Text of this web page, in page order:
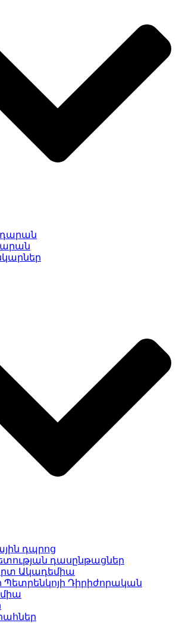
դպրոց
դասընթացներ
Ակադեմիա
Պետրենկոյի Դիրիժորական